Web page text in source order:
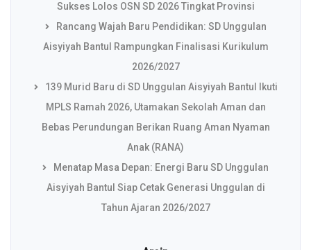
Sukses Lolos OSN SD 2026 Tingkat Provinsi
Rancang Wajah Baru Pendidikan: SD Unggulan
Aisyiyah Bantul Rampungkan Finalisasi Kurikulum
2026/2027
139 Murid Baru di SD Unggulan Aisyiyah Bantul Ikuti
MPLS Ramah 2026, Utamakan Sekolah Aman dan
Bebas Perundungan Berikan Ruang Aman Nyaman
Anak (RANA)
Menatap Masa Depan: Energi Baru SD Unggulan
Aisyiyah Bantul Siap Cetak Generasi Unggulan di
Tahun Ajaran 2026/2027